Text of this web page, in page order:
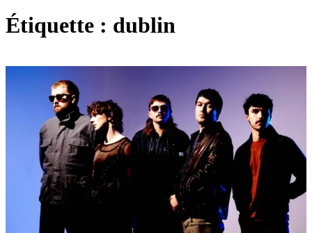
Étiquette : dublin